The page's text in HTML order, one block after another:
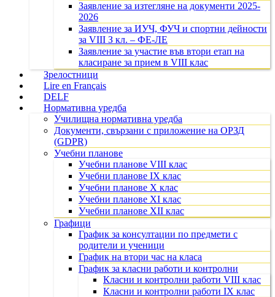
Заявление за изтегляне на документи 2025-
2026
Заявление за ИУЧ, ФУЧ и спортни дейности
за VIII З кл. – ФЕ-ЛЕ
Заявление за участие във втори етап на
класиране за прием в VIII клас
Зрелостници
Lire en Français
DELF
Нормативна уредба
Училищна нормативна уредба
Документи, свързани с приложение на ОРЗД
(GDPR)
Учебни планове
Учебни планове VIII клас
Учебни планове IX клас
Учебни планове X клас
Учебни планове XI клас
Учебни планове XII клас
Графици
График за консултации по предмети с
родители и ученици
График на втори час на класа
График за класни работи и контролни
Класни и контролни работи VIII клас
Класни и контролни работи IX клас